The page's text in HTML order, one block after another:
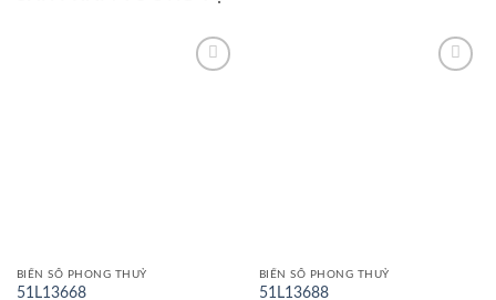
BIỂN SỐ PHONG THUỶ
51L13668
BIỂN SỐ PHONG THUỶ
51L13688